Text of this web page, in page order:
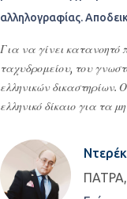
αλληλογραφίας.
Για να γίνει κατανοητό
ταχυδρομείου, του
ελληνικών δικαστηρίων.
ελληνικό δίκαιο για τα
στην έννοια των
ΔΠλΜΠρΑθ 1932/2011
δεύτερη είναι η 5845/
ΠΑΤΡΑ,